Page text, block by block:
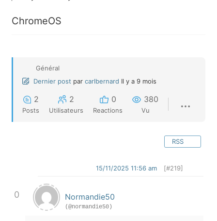
ChromeOS
Général
Dernier post par carlbernard Il y a 9 mois
2
Posts
2
Utilisateurs
0
Reactions
380
Vu
RSS
0
[#219]
15/11/2025 11:56 am
Normandie50
(@normandie50)